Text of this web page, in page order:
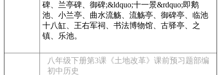
碑、兰亭碑、御碑;&ldquo;十一景&rdquo;即鹅
池、小兰亭、曲水流觞、流觞亭、御碑亭、临池
十八缸、王右军祠、书法博物馆、古驿亭、之
镇、乐池。
八年级下册第3课《土地改革》课前预习题部编
初中历史